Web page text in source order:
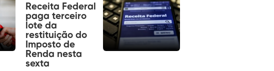
Receita Federal
paga terceiro
lote da
restituição do
Imposto de
Renda nesta
sexta